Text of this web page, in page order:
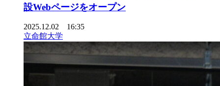
設Webページをオープン
2025.12.02 16:35
立命館大学